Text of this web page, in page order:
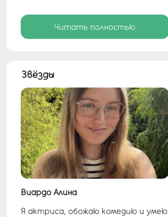
Читать полностью
Звёзды
Виардо Алина
Я актриса, обожаю комедию и умею